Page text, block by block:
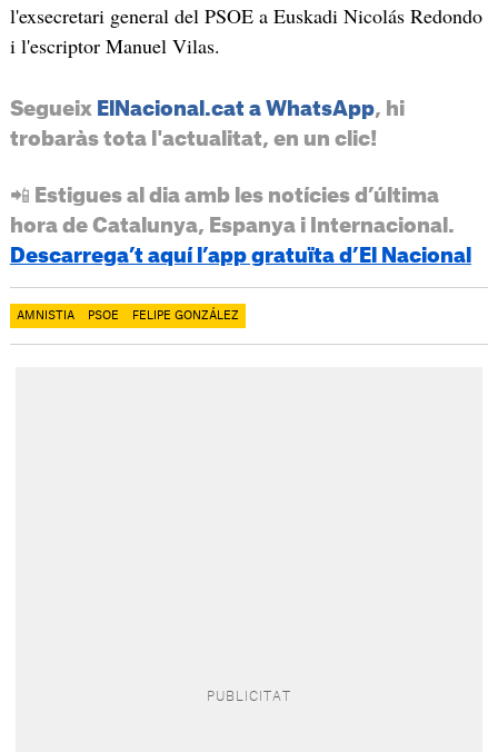
l'exsecretari general del PSOE a Euskadi Nicolás Redondo
i l'escriptor Manuel Vilas.
Segueix ElNacional.cat a WhatsApp, hi
trobaràs tota l'actualitat, en un clic!
📲 Estigues al dia amb les notícies d’última
hora de Catalunya, Espanya i Internacional.
Descarrega’t aquí l’app gratuïta d’El Nacional
AMNISTIA PSOE FELIPE GONZÁLEZ